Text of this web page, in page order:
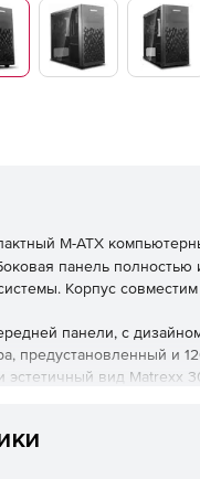
M-ATX
панель
Корпус
панели, с
предустановленный и
эстетичный вид Matrexx